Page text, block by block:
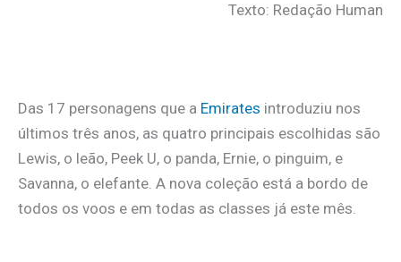
Texto: Redação Human
Das 17 personagens que a Emirates introduziu nos
últimos três anos, as quatro principais escolhidas são
Lewis, o leão, Peek U, o panda, Ernie, o pinguim, e
Savanna, o elefante. A nova coleção está a bordo de
todos os voos e em todas as classes já este mês.